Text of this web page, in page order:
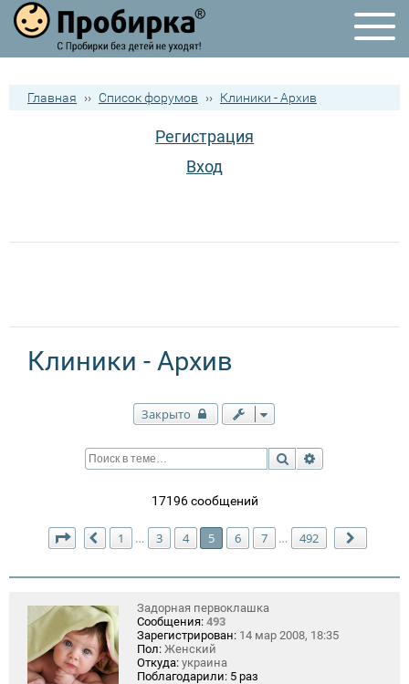
Главная ›› Список форумов ›› Клиники - Архив
Регистрация
Вход
Клиники - Архив
Закрыто
Поиск
17196 сообщений
Страница 5из 492
Пред.
1 … 3 4 5 6 7 … 492
Задорная первоклашка
Сообщения: 493
Зарегистрирован: 14 мар 2008, 18:35
Пол: Женский
Откуда: украина
Поблагодарили: 5 раз